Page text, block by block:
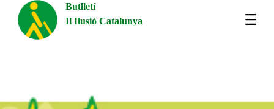
Butlletí
Il Ilusió Catalunya